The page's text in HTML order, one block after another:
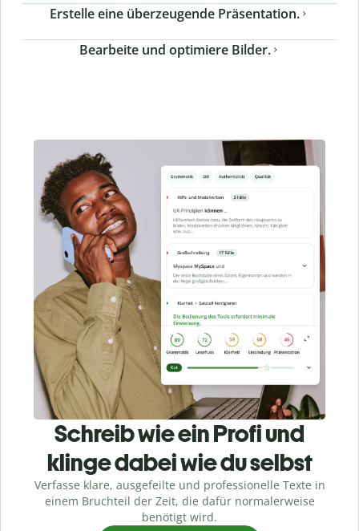
Erstelle eine überzeugende Präsentation.
Bearbeite und optimiere Bilder.
Schreib wie ein Profi und
klinge dabei wie du selbst
Verfasse klare, ausgefeilte und professionelle Texte in
einem Bruchteil der Zeit, die dafür normalerweise
benötigt wird.